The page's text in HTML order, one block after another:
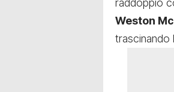
raddoppio
Weston
trascinando